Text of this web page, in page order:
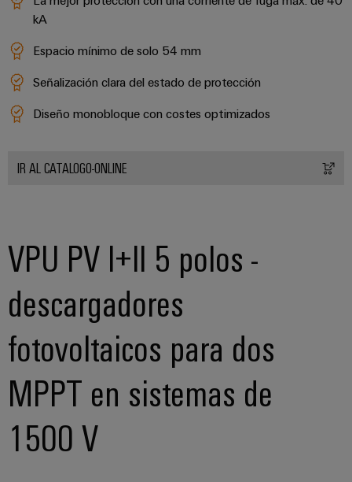
y
Estabilidad
seguridad
redes
de
agua
tratamiento
aguas
residuales
Soluciones
industria
del
de
Servicio
de
Guías
y
Montaje
personalizado
de
Application
IoT
kA
Espacio mínimo de solo 54 mm
Señalización clara del estado de protección
Diseño monobloque con costes optimizados
IR AL CATALOGO-ONLINE
VPU PV I+II 5 polos -
descargadores
fotovoltaicos para dos
MPPT en sistemas de
1500 V